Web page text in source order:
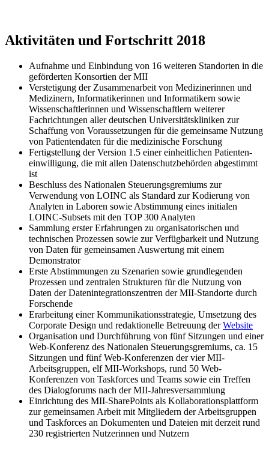
Aktivitäten und Fortschritt 2018
Aufnahme und Einbindung von 16 weiteren Standorten in die
geförderten Konsortien der MII
Verstetigung der Zusammenarbeit von Medizinerinnen und
Medizinern, Informatikerinnen und Informatikern sowie
Wissenschaftlerinnen und Wissenschaftlern weiterer
Fachrichtungen aller deutschen Universitätskliniken zur
Schaffung von Voraussetzungen für die gemeinsame Nutzung
von Patientendaten für die medizinische Forschung
Fertigstellung der Version 1.5 einer einheitlichen Patienten­
einwilligung, die mit allen Datenschutz­behörden abgestimmt
ist
Beschluss des Nationalen Steuerungsgremiums zur
Verwendung von LOINC als Standard zur Kodierung von
Analyten in Laboren sowie Abstimmung eines initialen
LOINC-Subsets mit den TOP 300 Analyten
Sammlung erster Erfahrungen zu organisatorischen und
technischen Prozessen sowie zur Verfügbarkeit und Nutzung
von Daten für gemeinsamen Auswertung mit einem
Demonstrator
Erste Abstimmungen zu Szenarien sowie grundlegenden
Prozessen und zentralen Strukturen für die Nutzung von
Daten der Daten­integrations­zentren der MII-Standorte durch
Forschende
Erarbeitung einer Kommunikations­strategie, Umsetzung des
Corporate Design und redaktionelle Betreuung derWebsite
Organisation und Durchführung von fünf Sitzungen und einer
Web-Konferenz des Nationalen Steuerungsgremiums, ca. 15
Sitzungen und fünf Web-Konferenzen der vier MII-
Arbeitsgruppen, elf MII-Workshops, rund 50 Web-
Konferenzen von Taskforces und Teams sowie ein Treffen
des Dialogforums nach der MII-Jahresversammlung
Einrichtung des MII-SharePoints als Kollaborations­plattform
zur gemeinsamen Arbeit mit Mitgliedern der Arbeitsgruppen
und Taskforces an Dokumenten und Dateien mit derzeit rund
230 registrierten Nutzerinnen und Nutzern